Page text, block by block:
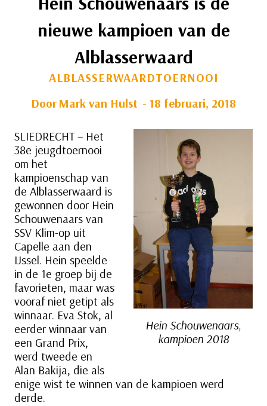
nieuwe kampioen van de
Alblasserwaard
ALBLASSERWAARDTOERNOOI
Door Mark van Hulst 18 februari, 2018
Hein Schouwenaars,
kampioen 2018
SLIEDRECHT – Het
38e jeugdtoernooi
om het
kampioenschap van
de Alblasserwaard is
gewonnen door Hein
Schouwenaars van
SSV Klim-op uit
Capelle aan den
IJssel. Hein speelde
in de 1e groep bij de
favorieten, maar was
vooraf niet getipt als
winnaar. Eva Stok, al
eerder winnaar van
een Grand Prix,
werd tweede en
Alan Bakija, die als
enige wist te winnen van de kampioen werd
derde.